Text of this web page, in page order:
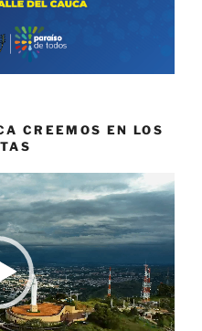
CREEMOS EN LOS